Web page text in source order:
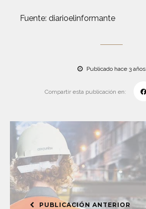
Fuente: diarioelinformante
Publicado hace 3 años
Compartir esta publicación en:
PUBLICACIÓN ANTERIOR